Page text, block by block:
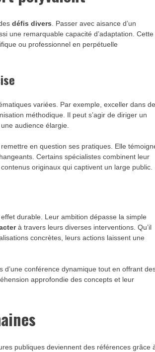
défis divers. Passer avec aisance d’un
une remarquable capacité d’adaptation. Cette
ou professionnel en perpétuelle
variées. Par exemple, exceller dans
méthodique. Il peut s’agir de diriger un
audience élargie.
en question ses pratiques. Elle
Certains spécialistes combinent leur
originaux qui captivent un large public.
durable. Leur ambition dépasse la simple
à travers leurs diverses interventions. Qu’il
concrètes, leurs actions laissent une
d’une conférence dynamique tout en offrant
approfondie des concepts et leur
publiques deviennent des références grâce